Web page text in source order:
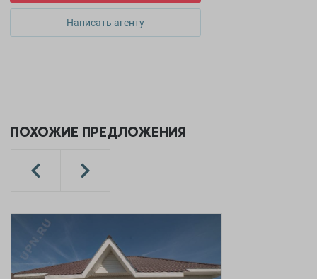
Написать агенту
ПОХОЖИЕ ПРЕДЛОЖЕНИЯ